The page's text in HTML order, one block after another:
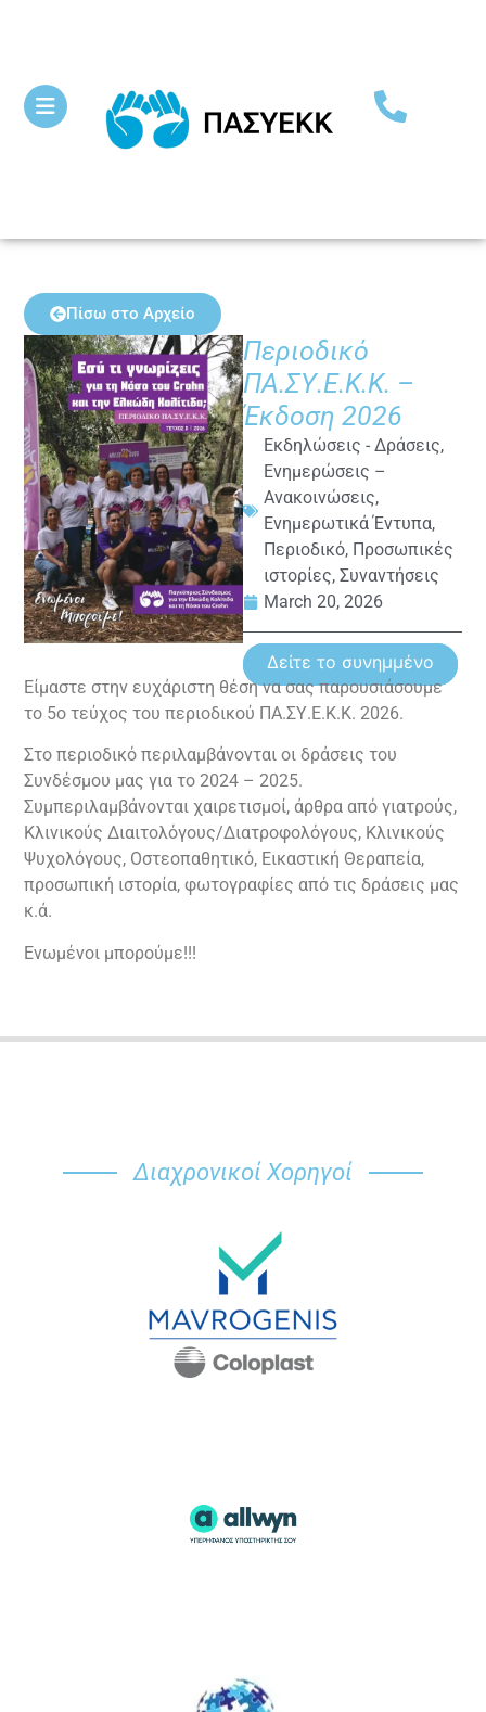
Πίσω στο Αρχείο
Περιοδικό
ΠΑ.ΣΥ.Ε.Κ.Κ. –
Έκδοση 2026
Εκδηλώσεις - Δράσεις,
Ενημερώσεις –
Ανακοινώσεις,
Ενημερωτικά Έντυπα,
Περιοδικό, Προσωπικές
ιστορίες, Συναντήσεις
March 20, 2026
Δείτε το συνημμένο
Είμαστε στην ευχάριστη θέση να σας παρουσιάσουμε
το 5ο τεύχος του περιοδικού ΠΑ.ΣΥ.Ε.Κ.Κ. 2026.
Στο περιοδικό περιλαμβάνονται οι δράσεις του
Συνδέσμου μας για το 2024 – 2025.
Συμπεριλαμβάνονται χαιρετισμοί, άρθρα από γιατρούς,
Κλινικούς Διαιτολόγους/Διατροφολόγους, Κλινικούς
Ψυχολόγους, Οστεοπαθητικό, Εικαστική Θεραπεία,
προσωπική ιστορία, φωτογραφίες από τις δράσεις μας
κ.ά.
Ενωμένοι μπορούμε!!!
Διαχρονικοί Χορηγοί